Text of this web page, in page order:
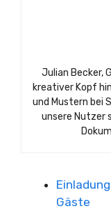
Julian Becker,
kreativer Kopf
und Mustern bei
unsere Nutzer
Gäste